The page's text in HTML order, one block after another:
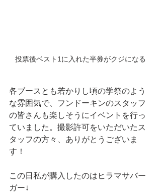
投票後ベスト1に入れた半券がクジになる
各ブースとも若かりし頃の学祭のよう
な雰囲気で、フンドーキンのスタッフ
の皆さんも楽しそうにイベントを行っ
ていました。撮影許可をいただいたス
タッフの方々、ありがとうございま
す！
この日私が購入したのはヒラマサバー
ガー↓